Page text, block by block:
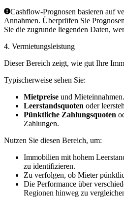
Cashflow-Prognosen basieren auf
Annahmen. Überprüfen Sie
Sie die zugrunde liegenden Daten,
4. Vermietungsleistung
Dieser Bereich zeigt, wie gut Ihre
Typischerweise sehen Sie:
Mietpreise und Mieteinnahmen.
Leerstandsquoten oder
Pünktliche Zahlungsquoten
Zahlungen.
Nutzen Sie diesen Bereich, um:
Immobilien mit hohem
zu identifizieren.
Zu verfolgen, ob Mieter
Die Performance über
Regionen hinweg zu